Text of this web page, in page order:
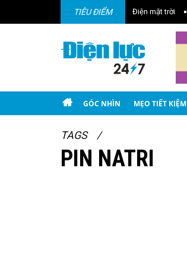
TIÊU ĐIỂM
Điện gió Điện mặt trời
GÓC NHÌN MẸO TIẾT KIỆM
TAGS
PIN NATRI